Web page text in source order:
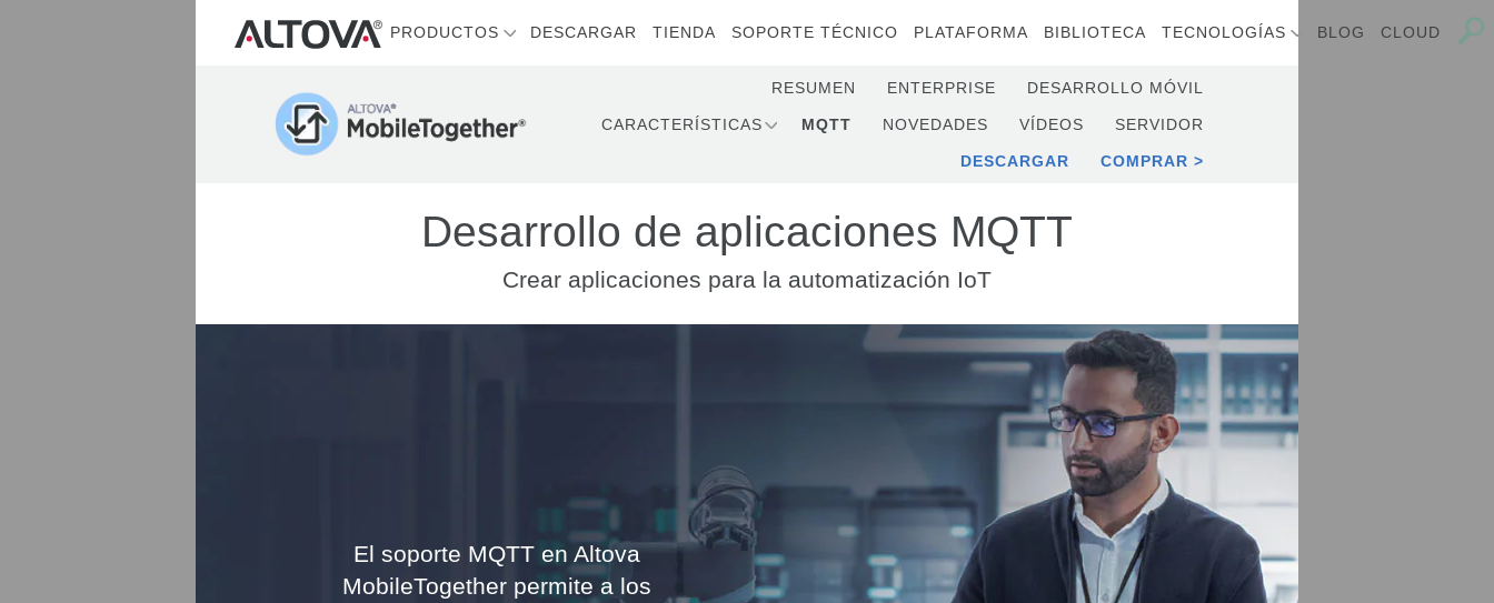
PRODUCTOS DESCARGAR TIENDA SOPORTE TÉCNICO PLATAFORMA BIBLIOTECA TECNOLOGÍAS BLOG CLOUD
RESUMEN ENTERPRISE DESARROLLO MÓVIL
CARACTERÍSTICAS MQTT NOVEDADES VÍDEOS SERVIDOR
DESCARGAR COMPRAR
Desarrollo de aplicaciones MQTT
Crear aplicaciones para la automatización IoT
El soporte MQTT en Altova
MobileTogether permite a los